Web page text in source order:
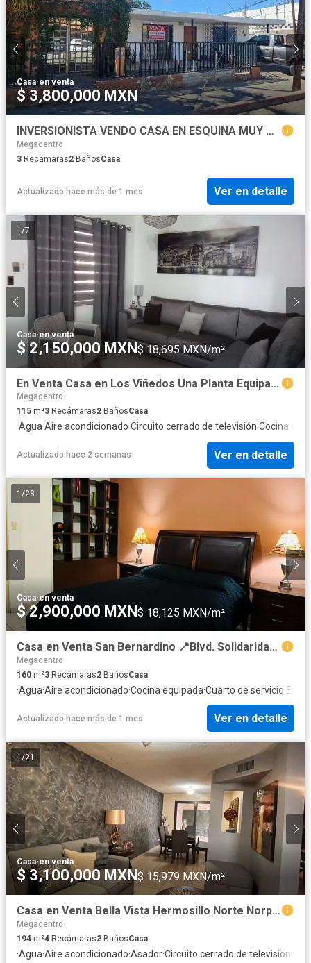
Casa·en venta
$ 3,800,000 MXN
INVERSIONISTA VENDO CASA EN ESQUINA MUY BUENA UBICACIÓN PARA TU NEGOCIO A UNA CUADRA DEL BLVD. LUIS ENCINAS EN HERMOSILLO SONORA
Megacentro
3 Recámaras2 BañosCasa
Actualizado hace más de 1 mes Ver en detalle
1 /7
Casa·en venta
$ 2,150,000 MXN$ 18,695 MXN/m²
En Venta Casa en Los Viñedos Una Planta Equipada Norte de Hermosillo Libre de Gravamen
Megacentro
115 m²3 Recámaras2 BañosCasa
·Agua·Aire acondicionado·Circuito cerrado de televisión·Cocina
Actualizado hace 2 semanas Ver en detalle
1 /28
Casa·en venta
$ 2,900,000 MXN$ 18,125 MXN/m²
Casa en Venta San Bernardino 📍Blvd. Solidaridad y Blvd. Ignacio Salazar, norponiente
Megacentro
160 m²3 Recámaras2 BañosCasa
·Agua·Aire acondicionado·Cocina equipada·Cuarto de servicio·
Actualizado hace más de 1 mes Ver en detalle
1/21
Casa·en venta
$ 3,100,000 MXN$ 15,979 MXN/m²
Casa en Venta Bella Vista Hermosillo Norte Norponiente 4 recamaras sobre Calle amplia
Megacentro
194 m²4 Recámaras2 BañosCasa
·Agua·Aire acondicionado·Asador·Circuito cerrado de televisión